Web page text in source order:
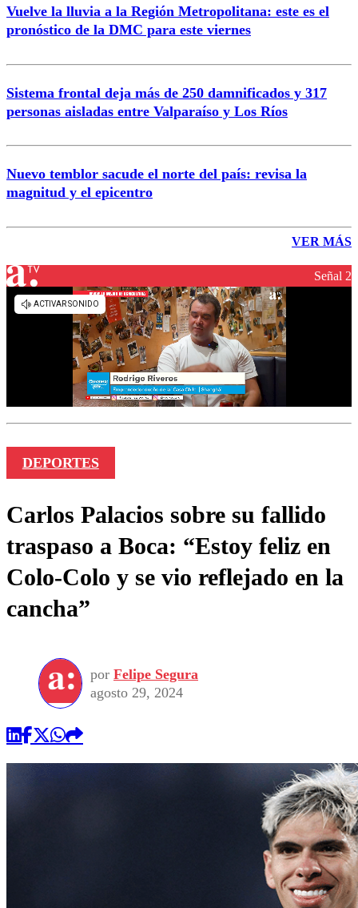
Vuelve la lluvia a la Región Metropolitana: este es el
pronóstico de la DMC para este viernes
Sistema frontal deja más de 250 damnificados y 317
personas aisladas entre Valparaíso y Los Ríos
Nuevo temblor sacude el norte del país: revisa la
magnitud y el epicentro
VER MÁS
Señal 2
DEPORTES
Carlos Palacios sobre su fallido
traspaso a Boca: “Estoy feliz en
Colo-Colo y se vio reflejado en la
cancha”
por Felipe Segura
agosto 29, 2024